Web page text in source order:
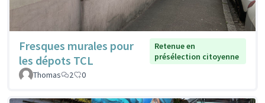
Fresques murales pour
les dépots TCL
Retenue en
présélection citoyenne
Thomas
2 0